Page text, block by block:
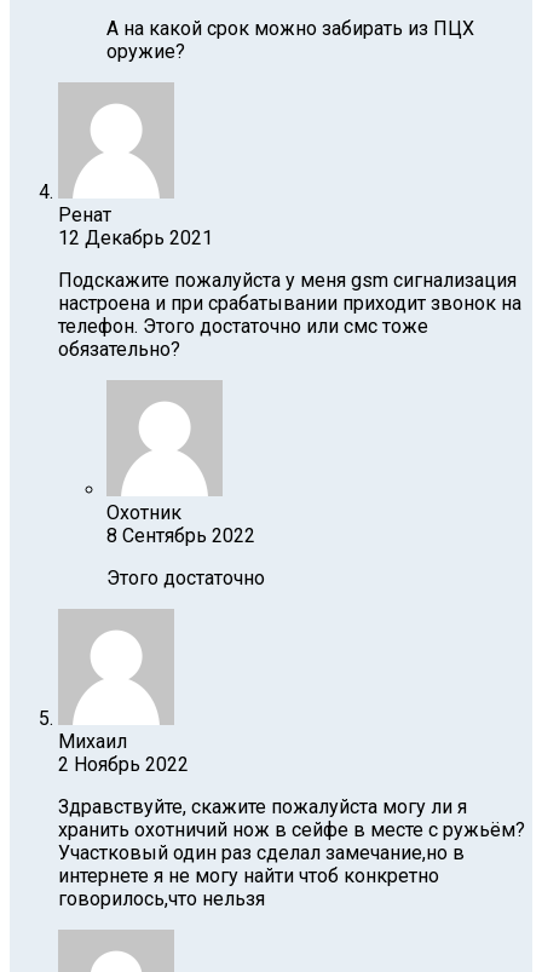
А на какой срок можно забирать из ПЦХ
оружие?
Ренат
12 Декабрь 2021
Подскажите пожалуйста у меня gsm сигнализация
настроена и при срабатывании приходит звонок на
телефон. Этого достаточно или смс тоже
обязательно?
Охотник
8 Сентябрь 2022
Этого достаточно
Михаил
2 Ноябрь 2022
Здравствуйте, скажите пожалуйста могу ли я
хранить охотничий нож в сейфе в месте с ружьём?
Участковый один раз сделал замечание,но в
интернете я не могу найти чтоб конкретно
говорилось,что нельзя